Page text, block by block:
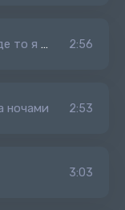
летаю 2:56
ночами 2:53
3:03